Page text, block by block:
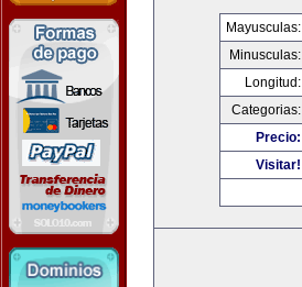
Mayusculas:
Minusculas:
Longitud:
Categorias:
Precio:
Visitar!